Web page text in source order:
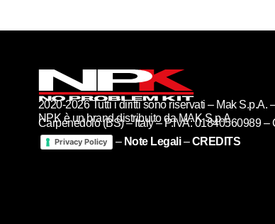
NPK è un brand distribuito da MAK S.p.A
2020-2026 Tutti i diritti sono riservati – Mak S.p.A.
Carpenedolo (BS) – Italy – P.IVA: 01840560989 –
Privacy Policy – Note Legali–CREDITS